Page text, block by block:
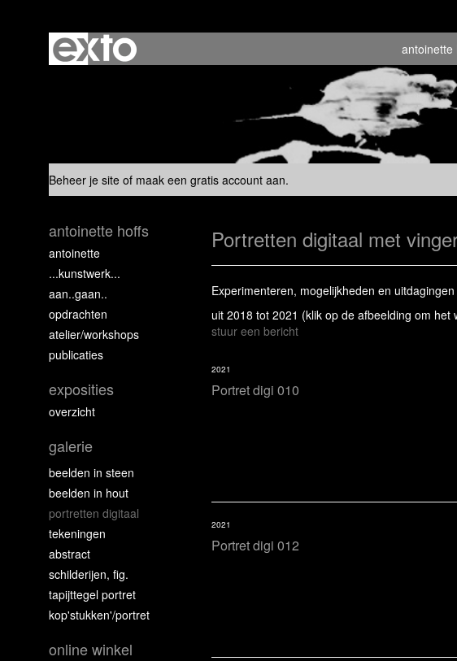
antoinette
Beheer je site of maak een gratis account aan.
Portretten digitaal met
Experimenteren, mogelijkheden en
uit 2018 tot 2021 (klik op de afbeelding om het
stuur een bericht
Portret digi 010
2021
Portret digi 012
2021
antoinette hoffs
antoinette
...kunstwerk...
aan..gaan..
opdrachten
atelier/workshops
publicaties
exposities
overzicht
galerie
beelden in steen
beelden in hout
portretten digitaal
tekeningen
abstract
schilderijen, fig.
tapijttegel portret
kop'stukken'/portret
online winkel